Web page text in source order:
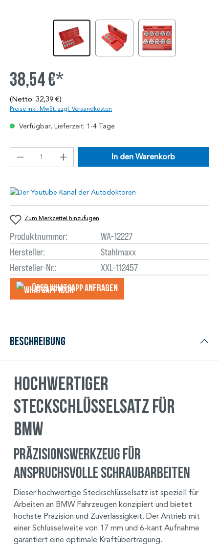
38,54 €*
(Netto: 32,39 €)
Preise inkl. MwSt. zzgl. Versandkosten
Verfügbar, Lieferzeit: 1-4 Tage
In den Warenkorb
Zum Merkzettel hinzufügen
Produktnummer:
WA-12227
Hersteller:
Stahlmaxx
Hersteller-Nr.:
XXL-112457
Über WhatsApp anfragеn
Beschreibung
Hochwertiger
Steckschlüsselsatz für
BMW
Präzisionswerkzeug für
anspruchsvolle Schraubarbeiten
Dieser hochwertige Steckschlüsselsatz ist speziell für
Arbeiten an BMW Fahrzeugen konzipiert und bietet
höchste Präzision und Zuverlässigkeit. Der Antrieb mit
einer Schlüsselweite von 17 mm und 6-kant Aufnahme
garantiert eine optimale Kraftübertragung.